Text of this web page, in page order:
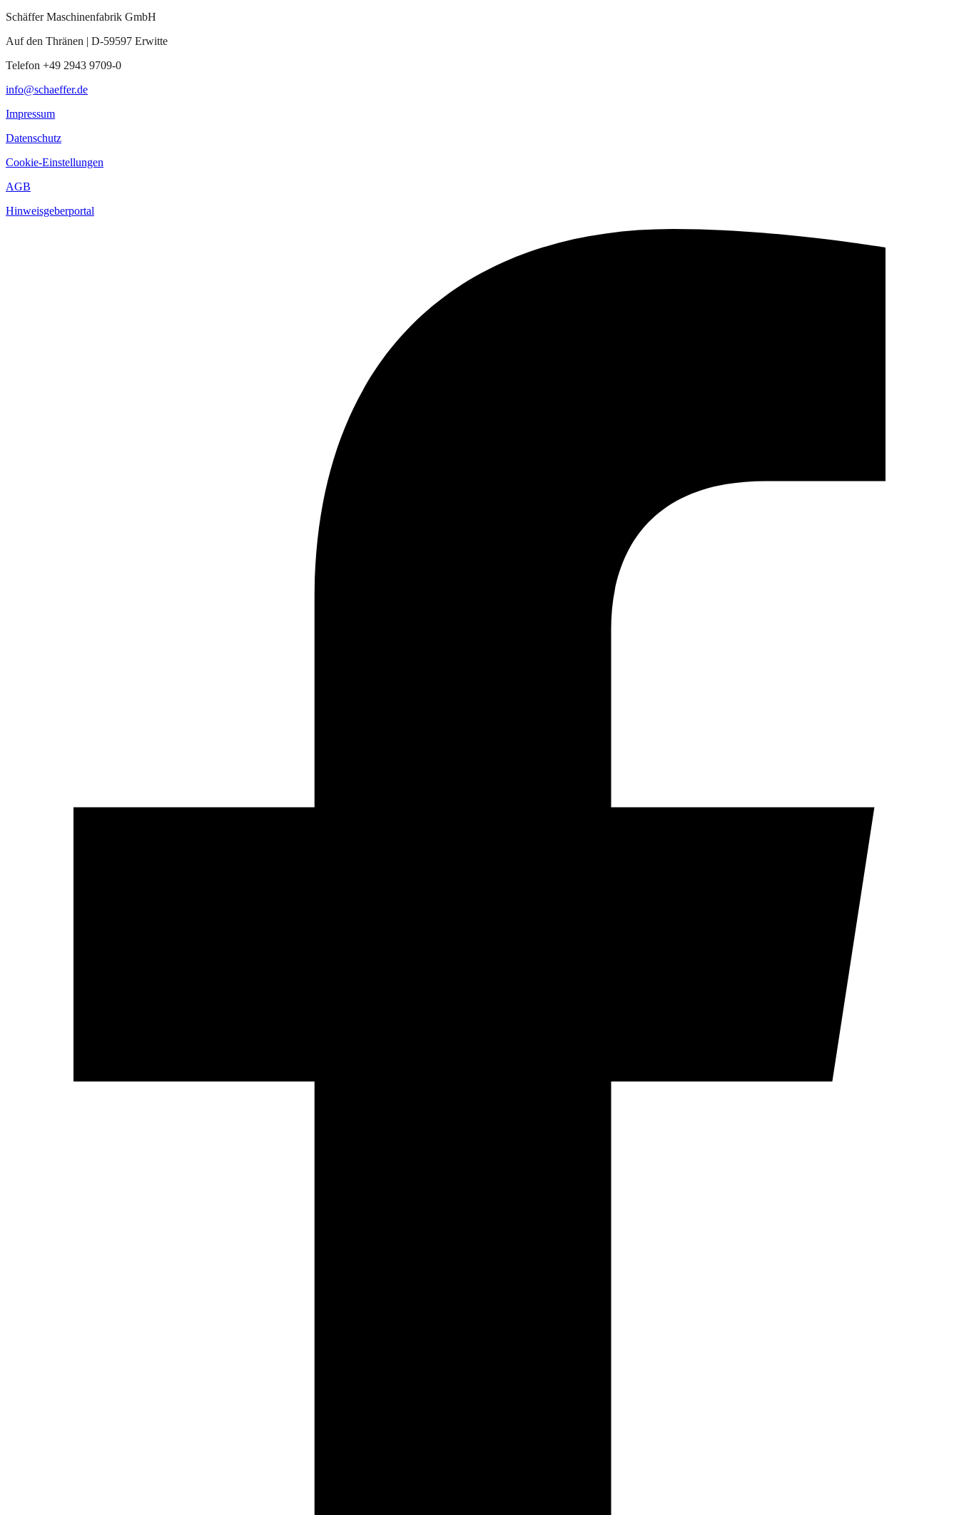
Schäffer Maschinenfabrik GmbH
Auf den Thränen | D-59597 Erwitte
Telefon +49 2943 9709-0
info@schaeffer.de
Impressum
Datenschutz
Cookie-Einstellungen
AGB
Hinweisgeberportal